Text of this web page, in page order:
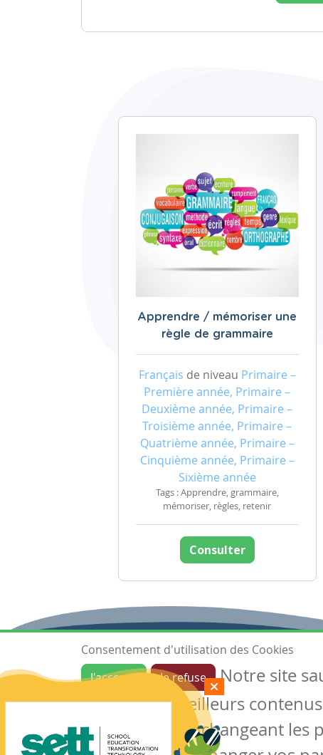
Apprendre / mémoriser une
règle de grammaire
Français de niveau Primaire –
Première année, Primaire –
Deuxième année, Primaire –
Troisième année, Primaire –
Quatrième année, Primaire –
Cinquième année, Primaire –
Sixième année
Tags : Apprendre, grammaire,
mémoriser, règles, retenir
Consulter
Ressources
Les ressources
Créer une ressource
Mes ressources
Consentement d'utilisation des Cookies
J'accepte
Je refuse
Notre site
garantir de meilleurs
des cookies en changeant